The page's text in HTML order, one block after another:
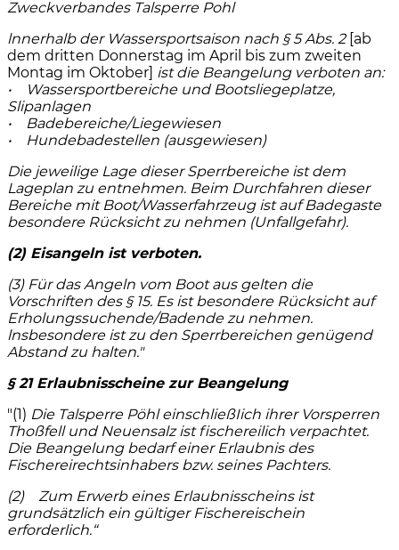
Zweckverbandes Talsperre Pohl
lnnerhalb der Wassersportsaison nach § 5 Abs. 2 [ab
dem dritten Donnerstag im April bis zum zweiten
Montag im Oktober] ist die Beangelung verboten an:
• Wassersportbereiche und Bootsliegeplatze,
Slipanlagen
• Badebereiche/Liegewiesen
• Hundebadestellen (ausgewiesen)
Die jeweilige Lage dieser Sperrbereiche ist dem
Lageplan zu entnehmen. Beim Durchfahren dieser
Bereiche mit Boot/Wasserfahrzeug ist auf Badegaste
besondere Rücksicht zu nehmen (Unfallgefahr).
(2) Eisangeln ist verboten.
(3) Für das Angeln vom Boot aus gelten die
Vorschriften des § 15. Es ist besondere Rücksicht auf
Erholungssuchende/Badende zu nehmen.
lnsbesondere ist zu den Sperrbereichen genügend
Abstand zu halten."
§ 21 Erlaubnisscheine zur Beangelung
"(1) Die Talsperre Pöhl einschließIich ihrer Vorsperren
Thoßfell und Neuensalz ist fischereilich verpachtet.
Die Beangelung bedarf einer Erlaubnis des
Fischereirechtsinhabers bzw. seines Pachters.
(2) Zum Erwerb eines Erlaubnisscheins ist
grundsätzlich ein gültiger Fischereischein
erforderlich.“